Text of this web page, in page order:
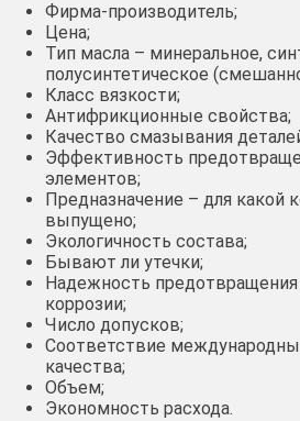
Фирма-производитель;
Цена;
Тип масла – минеральное,
полусинтетическое
Класс вязкости;
Антифрикционные свойства;
Качество смазывания
Эффективность
элементов;
Предназначение – для какой
выпущено;
Экологичность состава;
Бывают ли утечки;
Надежность
коррозии;
Число допусков;
Соответствие
качества;
Объем;
Экономность расхода.